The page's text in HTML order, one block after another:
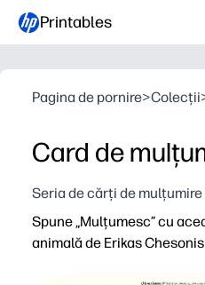
Printables
Pagina de pornire>Colecții
Card de
Seria de cărți de mulțumire
Spune „Mulțumesc” cu
animală de Erikas Chesonis